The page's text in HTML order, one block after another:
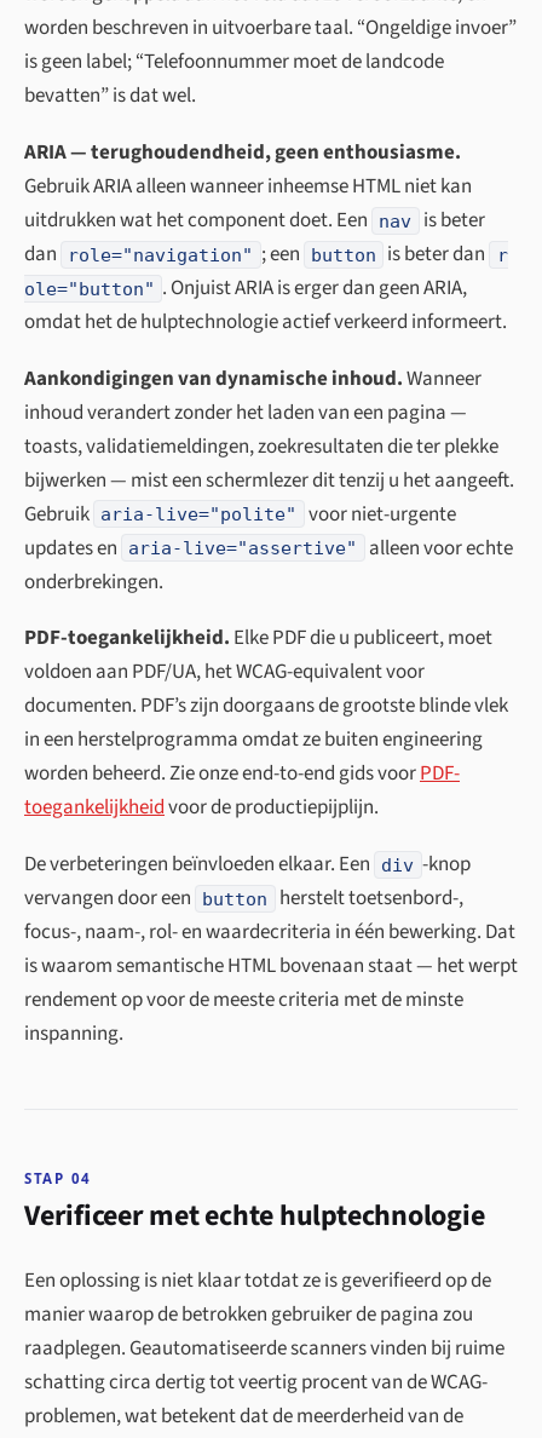
worden beschreven in uitvoerbare taal. “Ongeldige invoer”
is geen label; “Telefoonnummer moet de landcode
bevatten” is dat wel.
ARIA — terughoudendheid, geen enthousiasme.
Gebruik ARIA alleen wanneer inheemse HTML niet kan
uitdrukken wat het component doet. Een
nav
is beter
dan
role="navigation" ; een button is beter dan
r
ole="button" . Onjuist ARIA is erger dan geen ARIA,
omdat het de hulptechnologie actief verkeerd informeert.
Aankondigingen van dynamische inhoud.Wanneer
inhoud verandert zonder het laden van een pagina —
toasts, validatiemeldingen, zoekresultaten die ter plekke
bijwerken — mist een schermlezer dit tenzij u het aangeeft.
Gebruik aria-live="polite"
voor niet-urgente
updates en
aria-live="assertive"
alleen voor echte
onderbrekingen.
PDF-toegankelijkheid. Elke PDF die u publiceert, moet
voldoen aan PDF/UA, het WCAG-equivalent voor
documenten. PDF’s zijn doorgaans de grootste blinde vlek
in een herstel­programma omdat ze buiten engineering
worden beheerd. Zie onze end-to-end gids voorPDF-
toegankelijkheidvoor de productiepijplijn.
De verbeteringen beïnvloeden elkaar. Een
div -knop
vervangen door een
button
herstelt toetsenbord-,
focus-, naam-, rol- en waardecriteria in één bewerking. Dat
is waarom semantische HTML bovenaan staat — het werpt
rendement op voor de meeste criteria met de minste
inspanning.
STAP 04
Verificeer met echte hulptechnologie
Een oplossing is niet klaar totdat ze is geverifieerd op de
manier waarop de betrokken gebruiker de pagina zou
raadplegen. Geautomatiseerde scanners vinden bij ruime
schatting circa dertig tot veertig procent van de WCAG-
problemen, wat betekent dat de meerderheid van de